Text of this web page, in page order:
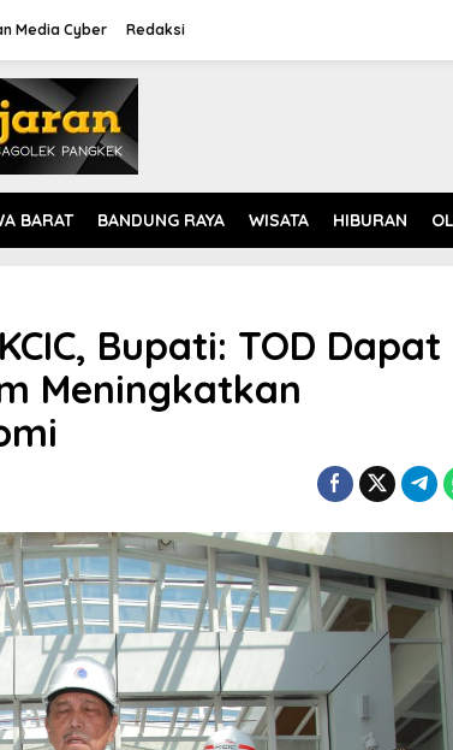
Media Cyber Redaksi
BARAT BANDUNG RAYA WISATA HIBURAN
Bupati: TOD Dapat
Meningkatkan